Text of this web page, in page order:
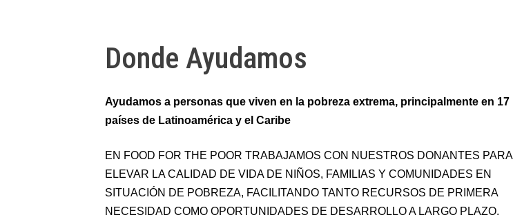
Donde Ayudamos
Ayudamos a personas que viven en la pobreza extrema, principalmente en 17
países de Latinoamérica y el Caribe
EN FOOD FOR THE POOR TRABAJAMOS CON NUESTROS DONANTES PARA
ELEVAR LA CALIDAD DE VIDA DE NIÑOS, FAMILIAS Y COMUNIDADES EN
SITUACIÓN DE POBREZA, FACILITANDO TANTO RECURSOS DE PRIMERA
NECESIDAD COMO OPORTUNIDADES DE DESARROLLO A LARGO PLAZO.